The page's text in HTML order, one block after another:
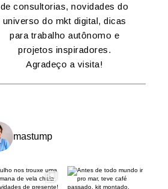
de consultorias, novidades do
universo do mkt digital, dicas
para trabalho autônomo e
projetos inspiradores.
Agradeço a visita!
mastump